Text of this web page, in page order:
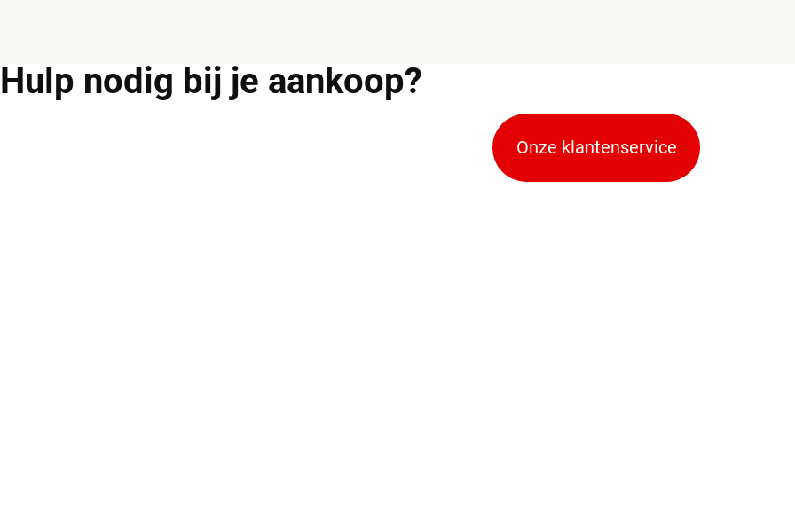
Hulp nodig bij je aankoop?
Onze klantenservice